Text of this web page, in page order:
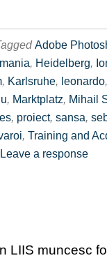
Adobe
, Heidelberg,
, Karlsruhe, leonardo
, Marktplatz, Mihail
, proiect, sansa,
, Training and
Leave a response
LIIS muncesc